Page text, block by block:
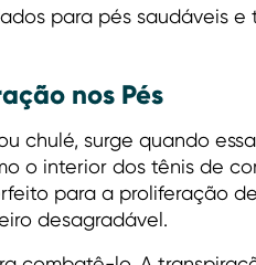
para pés saudáveis e
nos Pés
chulé, surge quando essa
o interior dos tênis de
para a proliferação de
desagradável.